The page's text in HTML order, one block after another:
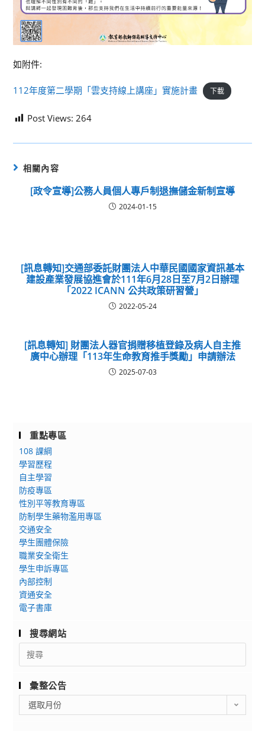
如附件:
112年度第二學期「雲支持線上講座」實施計畫 下載
Post Views: 264
相關內容
[政令宣導]公務人員個人專戶制退撫儲金新制宣導
2024-01-15
[訊息轉知]交通部委託財團法人中華民國國家資訊基本
建設產業發展協進會於111年6月28日至7月2日辦理
「2022 ICANN 公共政策研習營」
2022-05-24
[訊息轉知] 財團法人器官捐贈移植登錄及病人自主推
廣中心辦理「113年生命教育推手獎勵」申請辦法
2025-07-03
重點專區
108 課綱
學習歷程
自主學習
防疫專區
性別平等教育專區
防制學生藥物濫用專區
交通安全
學生團體保險
職業安全衛生
學生申訴專區
內部控制
資通安全
電子書庫
搜尋網站
Search
for:
彙整公告
整
選取月份